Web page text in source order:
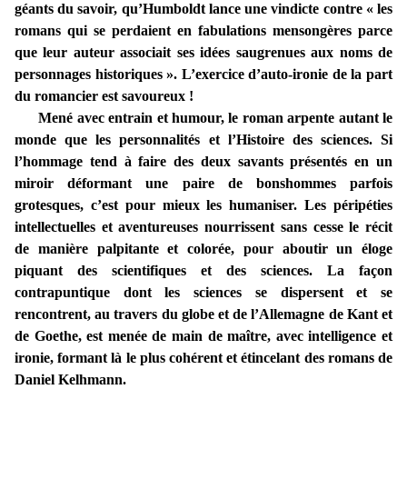
géants du savoir, qu’Humboldt lance une vindicte contre « les
romans qui se perdaient en fabulations mensongères parce
que leur auteur associait ses idées saugrenues aux noms de
personnages historiques ». L’exercice d’auto-ironie de la part
du romancier est savoureux !
Mené avec entrain et humour, le roman arpente autant le
monde que les personnalités et l’Histoire des sciences. Si
l’hommage tend à faire des deux savants présentés en un
miroir déformant une paire de bonshommes parfois
grotesques, c’est pour mieux les humaniser. Les péripéties
intellectuelles et aventureuses nourrissent sans cesse le récit
de manière palpitante et colorée, pour aboutir un éloge
piquant des scientifiques et des sciences. La façon
contrapuntique dont les sciences se dispersent et se
rencontrent, au travers du globe et de l’Allemagne de Kant et
de Goethe, est menée de main de maître, avec intelligence et
ironie, formant là le plus cohérent et étincelant des romans de
Daniel Kelhmann.